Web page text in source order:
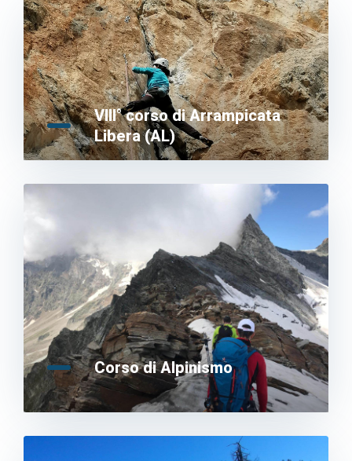
VIII° corso di Arrampicata
Libera (AL)
Corso di Alpinismo